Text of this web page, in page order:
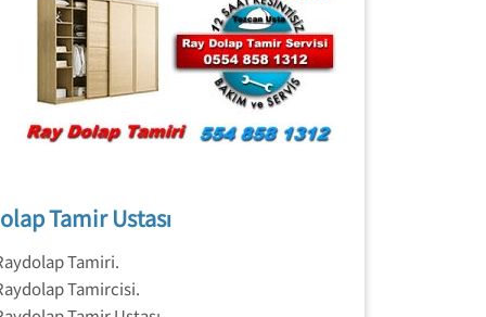
Tamir Ustası
Tamiri.
Tamircisi.